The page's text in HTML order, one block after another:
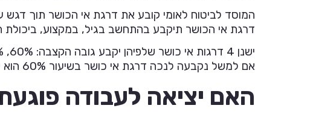
המוסד לביטוח לאומי קובע את דרגת אי הכושר תוך דגש
דרגת אי הכושר תיקבע בהתחשב בגיל, במקצוע, ביכולת
ישנן 4 דרגות אי כושר שלפיהן יקבע גובה הקצבה: 60%, 65%, 74%, 100%.
אם למשל נקבעה לנכה דרגת אי כושר בשיעור 60% הוא יקבל קצבה חודשית שגובה 60% מקצבה מלאה.
האם יציאה לעבודה